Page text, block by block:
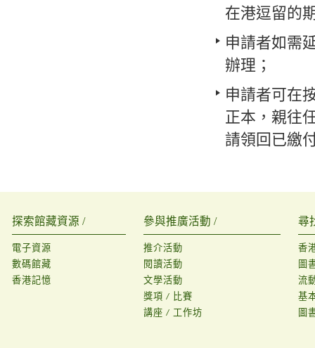
在港逗留的
申請者如需
辦理；
申請者可在
正本，親往
請領回已繳
探索館藏資源 /
電子資源
數碼館藏
香港記憶
參與推廣活動 /
推介活動
閱讀活動
文學活動
獎項 / 比賽
講座 / 工作坊
尋
香
圖
流
基
圖